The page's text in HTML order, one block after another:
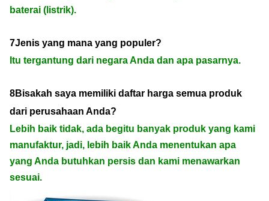
baterai (listrik).
7Jenis yang mana yang populer?
Itu tergantung dari negara Anda dan apa pasarnya.
8Bisakah saya memiliki daftar harga semua produk
dari perusahaan Anda?
Lebih baik tidak, ada begitu banyak produk yang kami
manufaktur, jadi, lebih baik Anda menentukan apa
yang Anda butuhkan persis dan kami menawarkan
sesuai.